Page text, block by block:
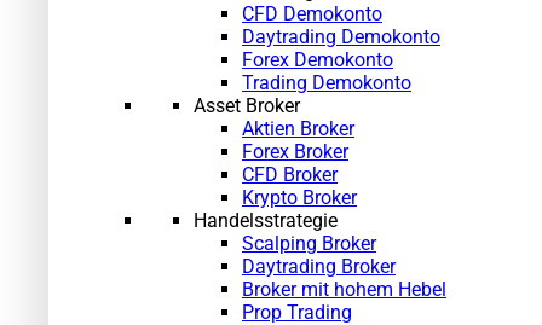
CFD Demokonto
Daytrading Demokonto
Forex Demokonto
Trading Demokonto
Asset Broker
Aktien Broker
Forex Broker
CFD Broker
Krypto Broker
Handelsstrategie
Scalping Broker
Daytrading Broker
Broker mit hohem Hebel
Prop Trading